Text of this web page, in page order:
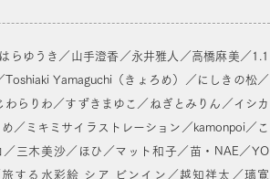
らゆうき／山手澄香／永井雅人／高橋麻美／1.1
Yamaguchi（きょろめ）／にしきの松／
らりわ／すずきまゆこ／ねぎとみりん／イシカ
／ミキミサイラストレーション／kamonpoi／こ
三木美沙／ほひ／マット和子／苗・NAE／YO
する水彩絵 シア ビンイン／越知祥太／璃寛